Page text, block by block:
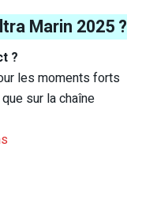
Marin 2025 ?
?
les moments forts
sur la chaîne